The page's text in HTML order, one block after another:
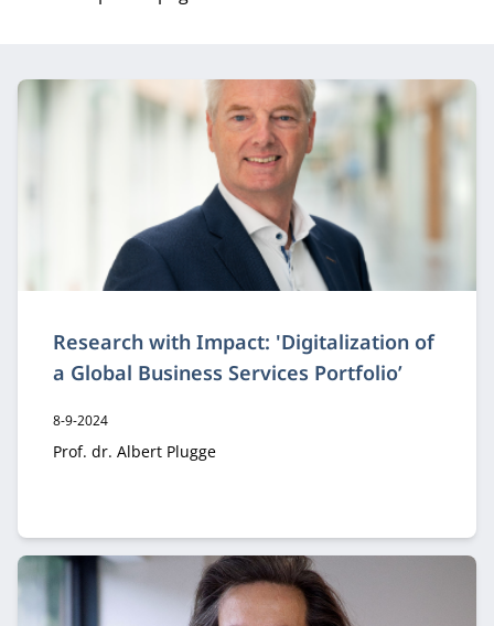
Research with Impact: 'Digitalization of
a Global Business Services Portfolio’
Publicatiedatum:
8-9-2024
Auteur:
Prof. dr. Albert Plugge